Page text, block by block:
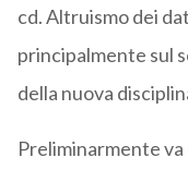
cd. Altruismo dei
principalmente sul
della nuova
Preliminarmente